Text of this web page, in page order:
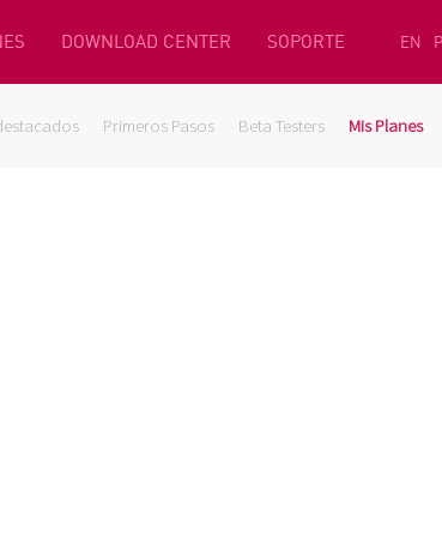
DOWNLOAD CENTER SOPORTE EN
Primeros Pasos Beta Testers Mis Planes